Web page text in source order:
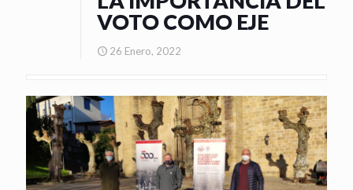
VOTO COMO EJE
26 Enero, 2022